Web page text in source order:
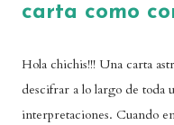
carta como
Hola chichis!!! Una carta
descifrar a lo largo de toda
interpretaciones. Cuando